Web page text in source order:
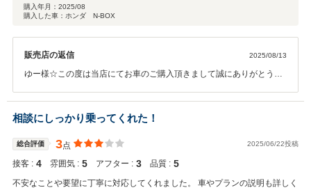
購入年月： 2025/08
購入した車：ホンダ N-BOX
販売店の返信 2025/08/13
ゆー様☆この度は当店にてお車のご購入頂きまして誠にありがとうご
同、お客様ファーストに努めて参ります。お気軽に当店に遊びに来て
下さいませ☆本当にありがとうございました☆
相談にしっかり乗ってくれた！
総合評価 3点 2025/06/22投稿
接客 : 4 雰囲気 : 5 アフター : 3 品質 : 5
不安なことや要望に丁寧に対応してくれました。 車やプランの説明も詳しく